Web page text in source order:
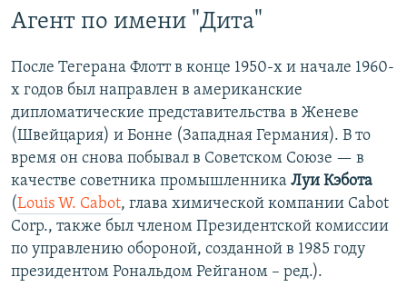
Агент по имени "Дита"
После Тегерана Флотт в конце 1950-х и начале 1960-
х годов был направлен в американские
дипломатические представительства в Женеве
(Швейцария) и Бонне (Западная Германия). В то
время он снова побывал в Советском Союзе — в
качестве советника промышленника Луи Кэбота
(Louis W. Cabot, глава химической компании Cabot
Corp., также был членом Президентской комиссии
по управлению обороной, созданной в 1985 году
президентом Рональдом Рейганом – ред.).